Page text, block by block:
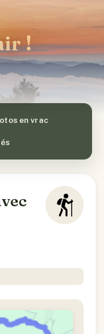
!
en vrac